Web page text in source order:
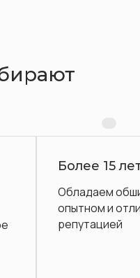
15 лет на рынке
обширным
и отличной